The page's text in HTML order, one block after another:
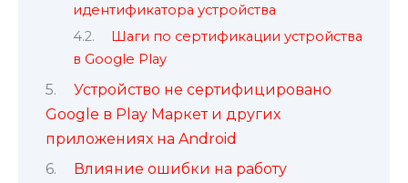
идентификатора устройства
Шаги по сертификации устройства
в Google Play
Устройство не сертифицировано
Google в Play Маркет и других
приложениях на Android
Влияние ошибки на работу